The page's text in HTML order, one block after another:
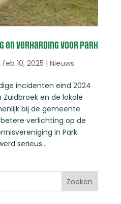
en verharding voor Park
feb 10, 2025 | Nieuws
incidenten eind 2024
en de lokale
bij de gemeente
verlichting op de
in Park
serieus...
Zoeken